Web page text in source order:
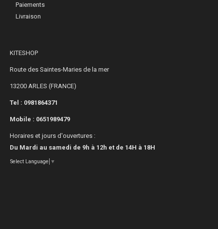
Paiements
Livraison
KITESHOP
Route des Saintes-Maries de la mer
13200 ARLES (FRANCE)
Tel : 0981864371
Mobile : 0651989479
Horaires et jours d'ouvertures :
Du Mardi au samedi de 9h à 12h et de 14H à 18H
Select Language ▼